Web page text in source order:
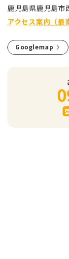
⿅児島県⿅児島市
アクセス案内（最
Googlemap